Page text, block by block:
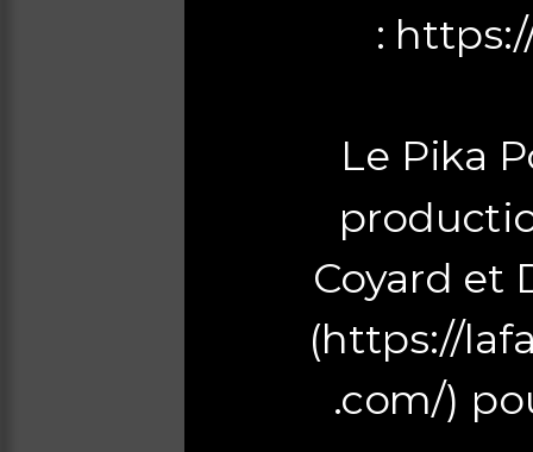
:
Le Pika
Coyard et
(https://
.com/)